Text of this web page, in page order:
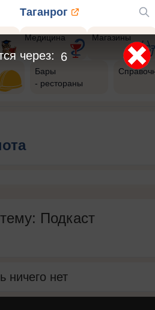
Таганрог
Медицина Магазины
Бары
- рестораны
Подкаст
ничего нет
6
через: